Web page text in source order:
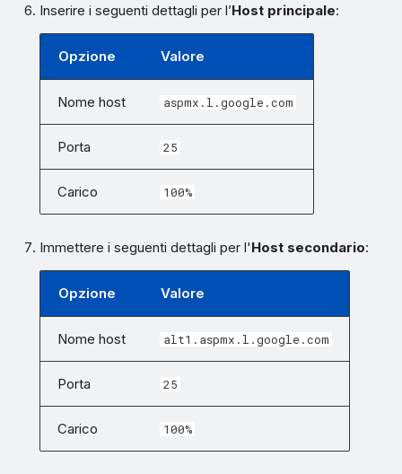
Inserire i seguenti dettagli per l’Host principale:
Opzione Valore
Nome host aspmx.l.google.com
Porta 25
Carico 100%
Immettere i seguenti dettagli per l'Host secondario:
Opzione Valore
Nome host alt1.aspmx.l.google.com
Porta 25
Carico 100%